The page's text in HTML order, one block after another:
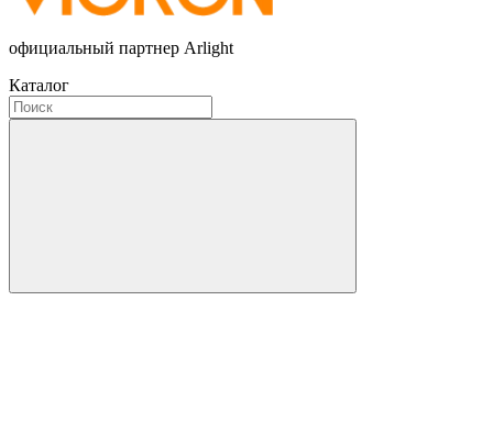
официальный партнер Arlight
Каталог